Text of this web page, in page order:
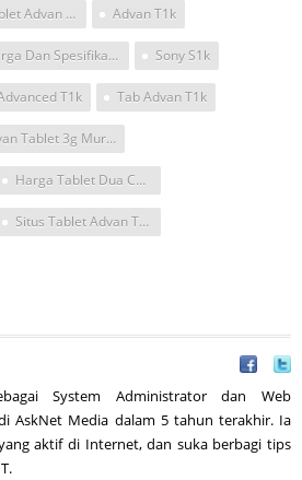
Harga Tablet Advan T1K Advan T1k
Harga Dan Spesifikasi Tablet T1k Advan Sony S1k
T1k Tab Advan T1k
Advan Tablet 3g Murah
Harga Tablet Dua Core 3g Murah
Situs Tablet Advan T1k
System Administrator dan Web
AskNet Media dalam 5 tahun terakhir. Ia
aktif di Internet, dan suka berbagi tips